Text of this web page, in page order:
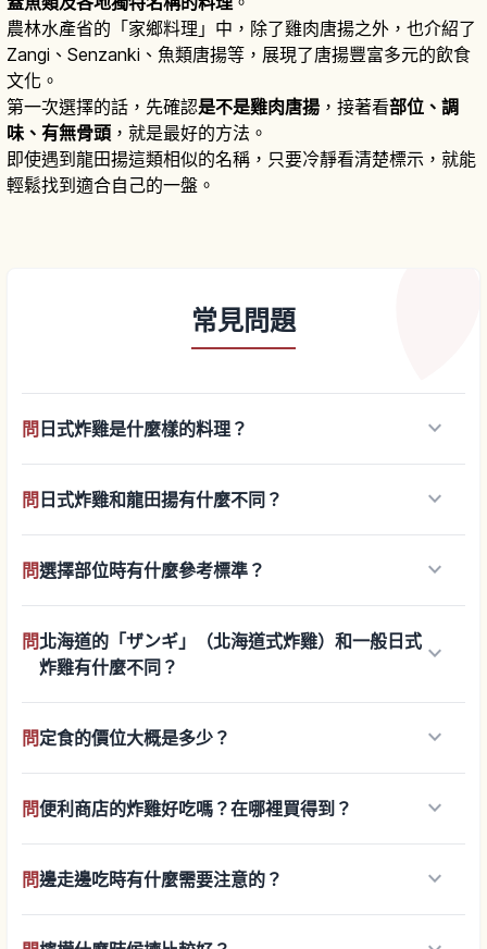
農林水產省的「家鄉料理」中，除了雞肉唐揚之外，也介紹了
Zangi、Senzanki、魚類唐揚等，展現了唐揚豐富多元的飲食
文化。
第一次選擇的話，先確認是不是雞肉唐揚 ，接著看部位、調
味、有無骨頭 ，就是最好的方法。
即使遇到龍田揚這類相似的名稱，只要冷靜看清楚標示，就能
輕鬆找到適合自己的一盤。
常見問題
問 日式炸雞是什麼樣的料理？ keyboard_arrow_down
問 日式炸雞和龍田揚有什麼不同？ keyboard_arrow_down
問選擇部位時有什麼參考標準？ keyboard_arrow_down
問北海道的「ザンギ」（北海道式炸雞）和一般日式
炸雞有什麼不同？
keyboard_arrow_down
問定食的價位大概是多少？ keyboard_arrow_down
問便利商店的炸雞好吃嗎？在哪裡買得到？ keyboard_arrow_down
問邊走邊吃時有什麼需要注意的？ keyboard_arrow_down